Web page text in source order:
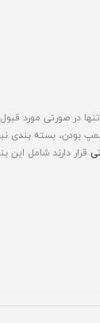
تنها در صورتی مورد
بودن، بسته بندی
قرار دارند شامل این